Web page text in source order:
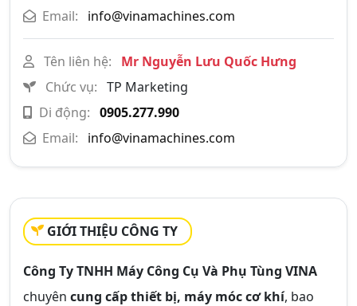
Email:
info@vinamachines.com
Tên liên hệ:
Mr Nguyễn Lưu Quốc Hưng
Chức vụ: TP Marketing
Di động: 0905.277.990
Email:
info@vinamachines.com
GIỚI THIỆU CÔNG TY
Công Ty TNHH Máy Công Cụ Và Phụ Tùng VINA
chuyên cung cấp thiết bị, máy móc cơ khí, bao